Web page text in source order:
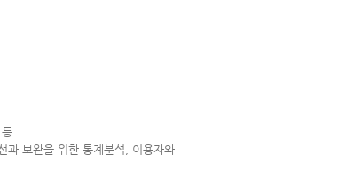
과 보완을 위한 통계분석, 이용자와